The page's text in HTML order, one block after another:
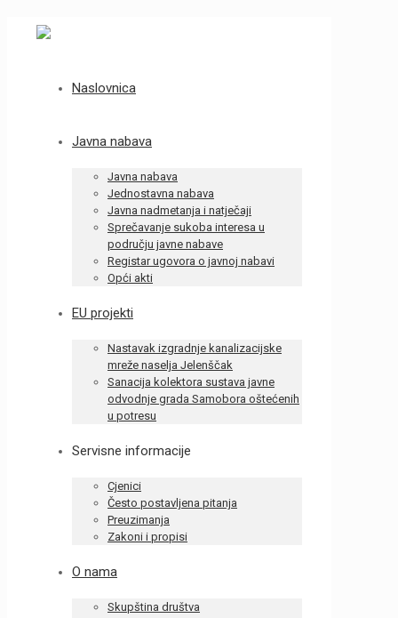
Naslovnica
Javna nabava
Javna nabava
Jednostavna nabava
Javna nadmetanja i natječaji
Sprečavanje sukoba interesa u
području javne nabave
Registar ugovora o javnoj nabavi
Opći akti
EU projekti
Nastavak izgradnje kanalizacijske
mreže naselja Jelenščak
Sanacija kolektora sustava javne
odvodnje grada Samobora oštećenih
u potresu
Servisne informacije
Cjenici
Često postavljena pitanja
Preuzimanja
Zakoni i propisi
O nama
Skupština društva